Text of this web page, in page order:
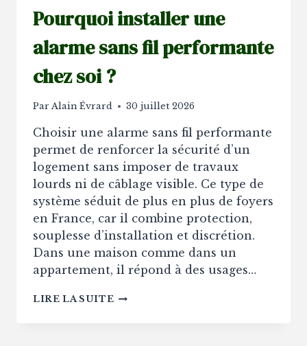
Pourquoi installer une
alarme sans fil performante
chez soi ?
Par Alain Évrard 30 juillet 2026
Choisir une alarme sans fil performante
permet de renforcer la sécurité d’un
logement sans imposer de travaux
lourds ni de câblage visible. Ce type de
système séduit de plus en plus de foyers
en France, car il combine protection,
souplesse d’installation et discrétion.
Dans une maison comme dans un
appartement, il répond à des usages…
LIRE LA SUITE POURQUOI